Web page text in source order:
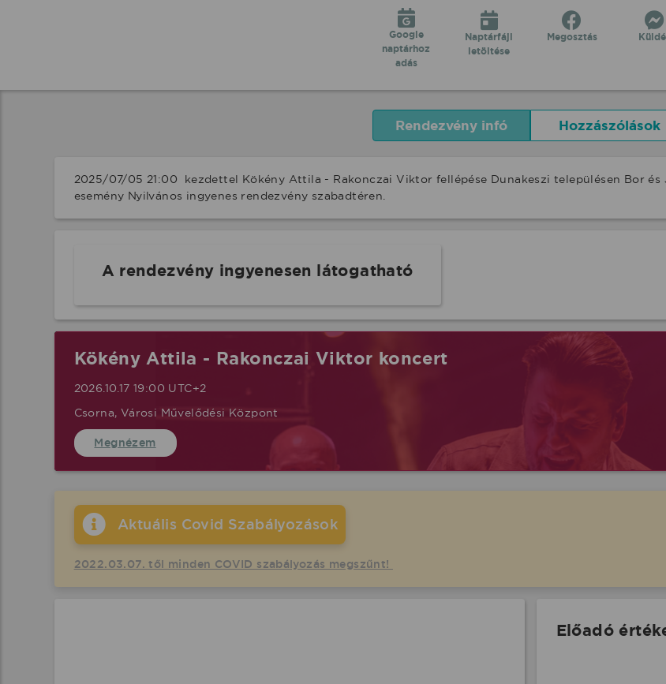
Google
naptárhoz
adás
Naptárfájl
letöltése
Megosztás
Rendezvény infó Hozzászólások
2025/07/05 21:00  kezdettel Kökény Attila - Rakonczai Viktor fellépése Dunakeszi településen Bor és
esemény Nyilvános ingyenes rendezvény szabadtéren.
A rendezvény ingyenesen látogatható
Kökény Attila - Rakonczai Viktor koncert
2026.10.17 19:00 UTC+2
Csorna, Városi Művelődési Központ
Megnézem
Aktuális Covid Szabályozások
2022.03.07. től minden COVID szabályozás megszűnt!
Előadó